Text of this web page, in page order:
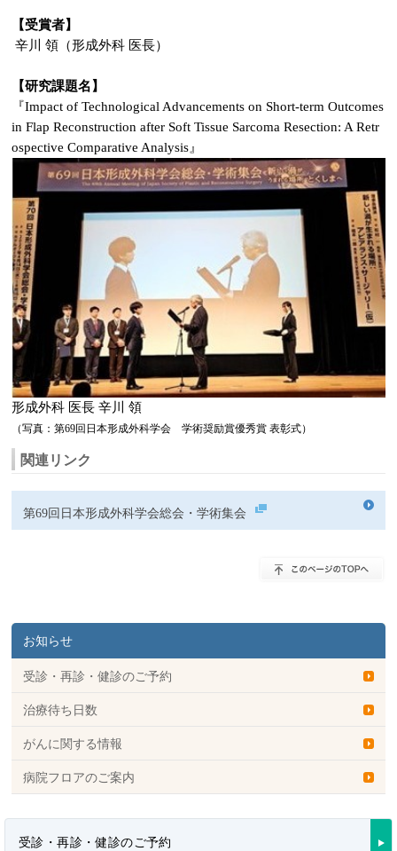
【受賞者】
辛川 領（形成外科 医長）
【研究課題名】
『Impact of Technological Advancements on Short-term Outcomes
in Flap Reconstruction after Soft Tissue Sarcoma Resection: A Retr
ospective Comparative Analysis』
形成外科 医長 辛川 領
（写真：第69回日本形成外科学会 学術奨励賞優秀賞 表彰式）
関連リンク
第69回日本形成外科学会総会・学術集会
お知らせ
受診・再診・健診のご予約
治療待ち日数
がんに関する情報
病院フロアのご案内
受診・再診・健診のご予約